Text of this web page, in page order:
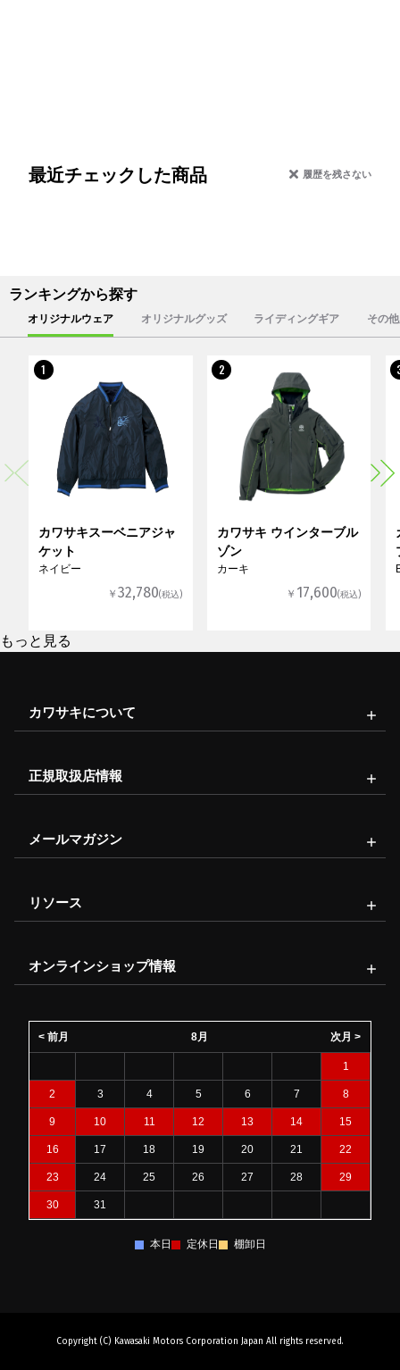
最近チェックした商品 履歴を残さない
ランキングから探す
オリジナルウェア オリジナルグッズ ライディングギア その
1
カワサキスーベニアジャ
ケット
ネイビー
￥32,780(税込)
2
カワサキ ウインターブル
ゾン
カーキ
￥ 17,600(税込)
もっと見る
カワサキについて
正規取扱店情報
メールマガジン
リソース
オンラインショップ情報
8月
< 前月 次月 >
1
2 3 4 5 6 7 8
9 10 11 12 13 14 15
16 17 18 19 20 21 22
23 24 25 26 27 28 29
30 31
本日 定休日 棚卸日
Copyright (C) Kawasaki Motors Corporation Japan All rights reserved.